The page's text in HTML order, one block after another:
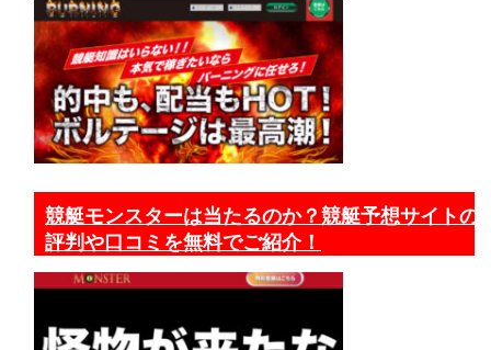
競艇モンスターは当たるのか？競艇予想サイトの
評判や口コミを無料でご紹介！